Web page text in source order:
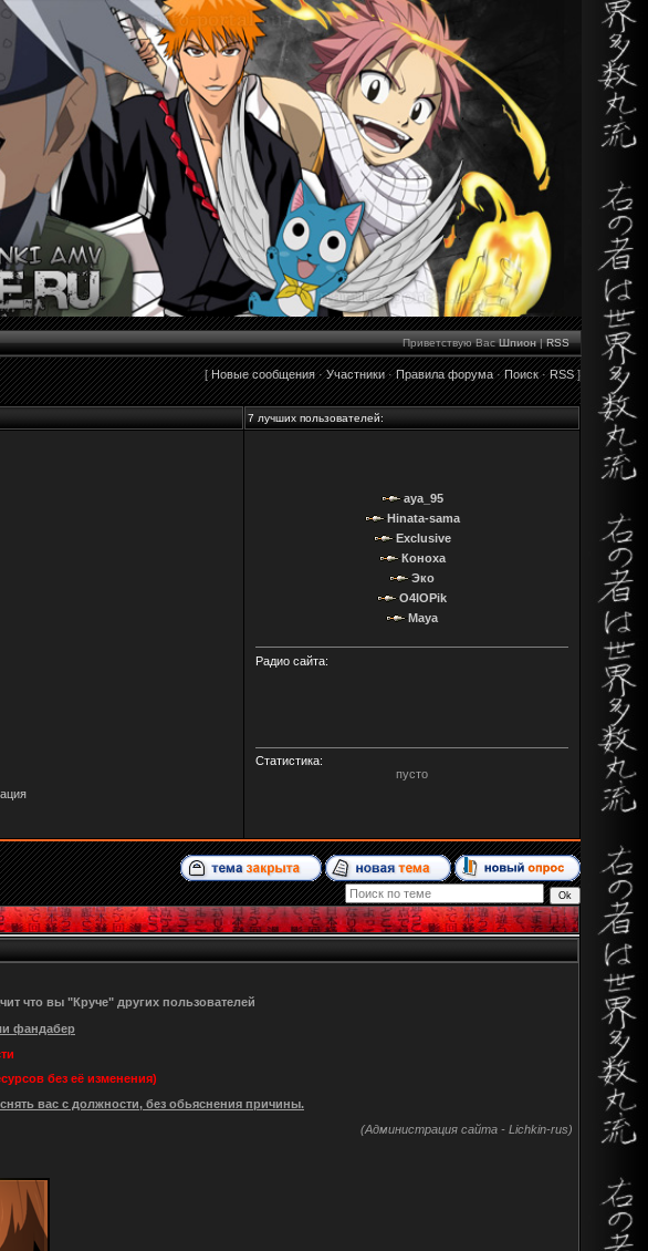
Приветствую Вас Шпион|RSS
[Новые сообщения·Участники·Правила форума·Поиск·RSS]
7 лучших пользователей:
aya_95
Hinata-sama
Exclusive
Коноха
Эко
O4IOPik
Maya
Радио сайта:
Статистика:
пусто
что вы "Круче" других пользователей
фандабер
без её изменения)
вас с должности, без обьяснения причины.
(Администрация сайта - Lichkin-rus)